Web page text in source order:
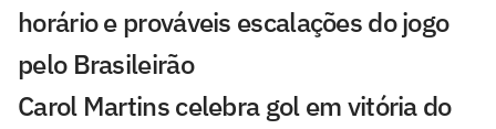
horário e prováveis escalações do jogo
pelo Brasileirão
Carol Martins celebra gol em vitória do